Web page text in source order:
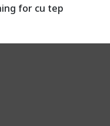
for cu tep